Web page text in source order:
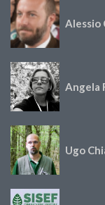
Alessio
Angela
Ugo